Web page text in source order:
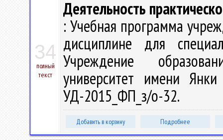
34
полный
текст
Деятельность
: Учебная программа
дисциплине для
Учреждение
университет имени
УД-2015_ФП_з/о-32.
Добавить в корзину Подробнее